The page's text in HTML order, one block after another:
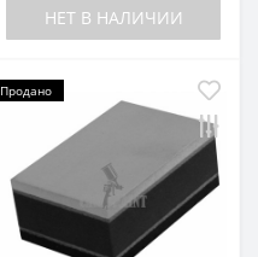
НЕТ В НАЛИЧИИ
Продано